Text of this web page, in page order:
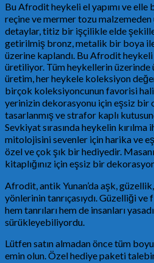
Bu Afrodit heykeli el yapımı ve elle
reçine ve mermer tozu
detaylar, titiz bir işçilikle elde
getirilmiş bronz, metalik bir boya
üzerine kaplandı. Bu Afrodit heykeli
üretiliyor. Tüm heykellerin üzerinde
üretim, her heykele koleksiyon
birçok koleksiyoncunun favorisi
yerinizin dekorasyonu için eşsiz bir
tasarlanmış ve strafor kaplı
Sevkiyat sırasında heykelin
mitolojisini sevenler için harika ve
özel ve çok şık bir hediyedir.
kitaplığınız için eşsiz bir
Afrodit, antik Yunan’da aşk,
yönlerinin tanrıçasıydı. Güzelliği ve
hem tanrıları hem de insanları
sürükleyebiliyordu.
Lütfen satın almadan önce tüm
emin olun. Özel hediye paketi